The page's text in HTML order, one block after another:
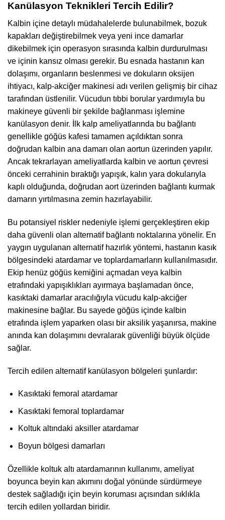
Kanülasyon Teknikleri Tercih Edilir?
Kalbin içine detaylı müdahalelerde bulunabilmek, bozuk
kapakları değiştirebilmek veya yeni ince damarlar
dikebilmek için operasyon sırasında kalbin durdurulması
ve içinin kansız olması gerekir. Bu esnada hastanın kan
dolaşımı, organların beslenmesi ve dokuların oksijen
ihtiyacı, kalp-akciğer makinesi adı verilen gelişmiş bir cihaz
tarafından üstlenilir. Vücudun tıbbi borular yardımıyla bu
makineye güvenli bir şekilde bağlanması işlemine
kanülasyon denir. İlk kalp ameliyatlarında bu bağlantı
genellikle göğüs kafesi tamamen açıldıktan sonra
doğrudan kalbin ana damarı olan aortun üzerinden yapılır.
Ancak tekrarlayan ameliyatlarda kalbin ve aortun çevresi
önceki cerrahinin bıraktığı yapışık, kalın yara dokularıyla
kaplı olduğunda, doğrudan aort üzerinden bağlantı kurmak
damarın yırtılmasına zemin hazırlayabilir.
Bu potansiyel riskler nedeniyle işlemi gerçekleştiren ekip
daha güvenli olan alternatif bağlantı noktalarına yönelir. En
yaygın uygulanan alternatif hazırlık yöntemi, hastanın kasık
bölgesindeki atardamar ve toplardamarların kullanılmasıdır.
Ekip henüz göğüs kemiğini açmadan veya kalbin
etrafındaki yapışıklıkları ayırmaya başlamadan önce,
kasıktaki damarlar aracılığıyla vücudu kalp-akciğer
makinesine bağlar. Bu sayede göğüs içinde kalbin
etrafında işlem yaparken olası bir aksilik yaşanırsa, makine
anında kan dolaşımını devralarak güvenliği büyük ölçüde
sağlar.
Tercih edilen alternatif kanülasyon bölgeleri şunlardır:
Kasıktaki femoral atardamar
Kasıktaki femoral toplardamar
Koltuk altındaki aksiller atardamar
Boyun bölgesi damarları
Özellikle koltuk altı atardamarının kullanımı, ameliyat
boyunca beyin kan akımını doğal yönünde sürdürmeye
destek sağladığı için beyin koruması açısından sıklıkla
tercih edilen yollardan biridir.